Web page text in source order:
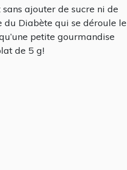
ajouter de sucre ni de
du Diabète qui se déroule le
petite gourmandise
de 5 g!